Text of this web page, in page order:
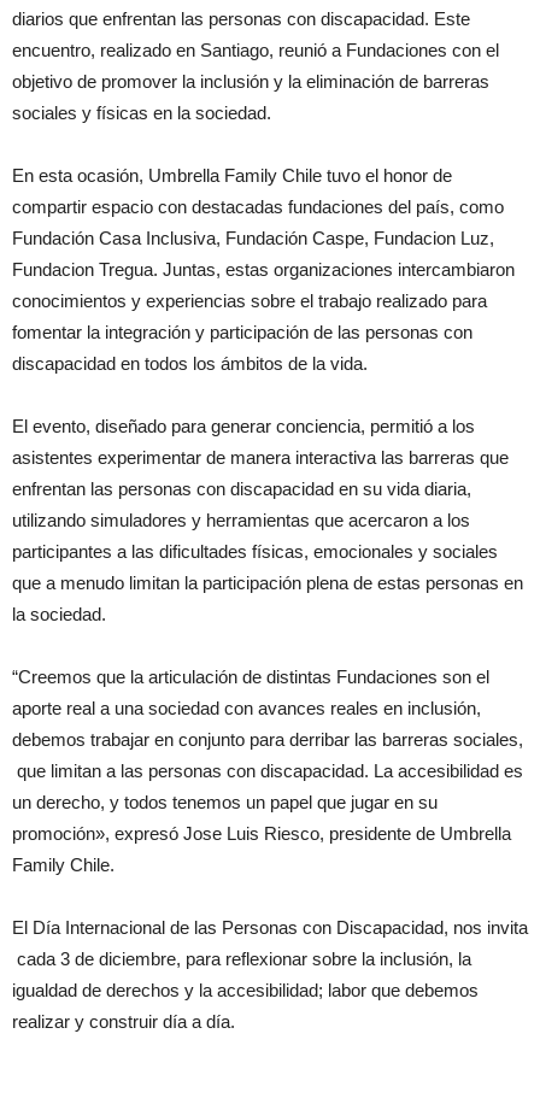
diarios que enfrentan las personas con discapacidad. Este
encuentro, realizado en Santiago, reunió a Fundaciones con el
objetivo de promover la inclusión y la eliminación de barreras
sociales y físicas en la sociedad.
En esta ocasión, Umbrella Family Chile tuvo el honor de
compartir espacio con destacadas fundaciones del país, como
Fundación Casa Inclusiva, Fundación Caspe, Fundacion Luz,
Fundacion Tregua. Juntas, estas organizaciones intercambiaron
conocimientos y experiencias sobre el trabajo realizado para
fomentar la integración y participación de las personas con
discapacidad en todos los ámbitos de la vida.
El evento, diseñado para generar conciencia, permitió a los
asistentes experimentar de manera interactiva las barreras que
enfrentan las personas con discapacidad en su vida diaria,
utilizando simuladores y herramientas que acercaron a los
participantes a las dificultades físicas, emocionales y sociales
que a menudo limitan la participación plena de estas personas en
la sociedad.
“Creemos que la articulación de distintas Fundaciones son el
aporte real a una sociedad con avances reales en inclusión,
debemos trabajar en conjunto para derribar las barreras sociales,
que limitan a las personas con discapacidad. La accesibilidad es
un derecho, y todos tenemos un papel que jugar en su
promoción», expresó Jose Luis Riesco, presidente de Umbrella
Family Chile.
El Día Internacional de las Personas con Discapacidad, nos invita
cada 3 de diciembre, para reflexionar sobre la inclusión, la
igualdad de derechos y la accesibilidad; labor que debemos
realizar y construir día a día.